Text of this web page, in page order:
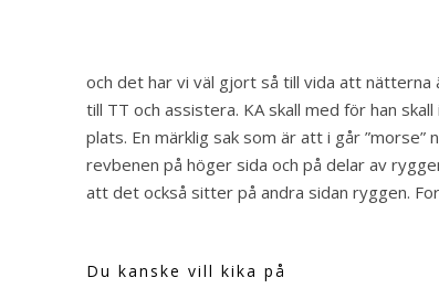
och det har vi väl gjort så till vida att nätterna
till TT och assistera. KA skall med för han
plats. En märklig sak som är att i går
revbenen på höger sida och på delar av
att det också sitter på andra sidan ryggen.
Du kanske vill kika på